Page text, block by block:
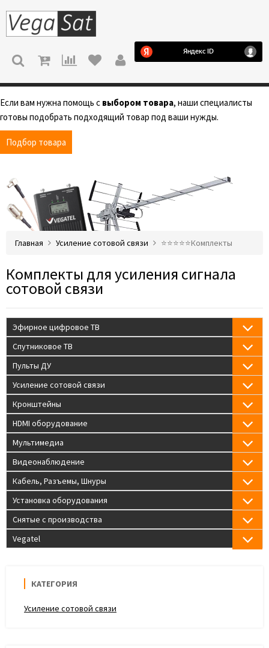
МЕНЮ
Если вам нужна помощь с выбором товара, наши специалисты
готовы подобрать подходящий товар под ваши нужды.
Подбор товара
Главная Усиление сотовой связи ⭐️⭐️⭐️⭐️⭐️Комплекты
Комплекты для усиления сигнала
сотовой связи
Эфирное цифровое ТВ
Спутниковое ТВ
Пульты ДУ
Усиление сотовой связи
Кронштейны
HDMI оборудование
Мультимедиа
Видеонаблюдение
Кабель, Разъемы, Шнуры
Установка оборудования
Снятые с производства
Vegatel
КАТЕГОРИЯ
Усиление сотовой связи